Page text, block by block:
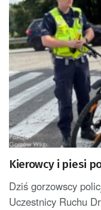
Kierowcy i piesi
Dziś gorzowscy
Uczestnicy Ruchu